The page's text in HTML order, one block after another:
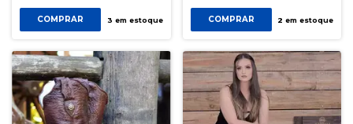
COMPRAR 3 em estoque COMPRAR 2 em estoque